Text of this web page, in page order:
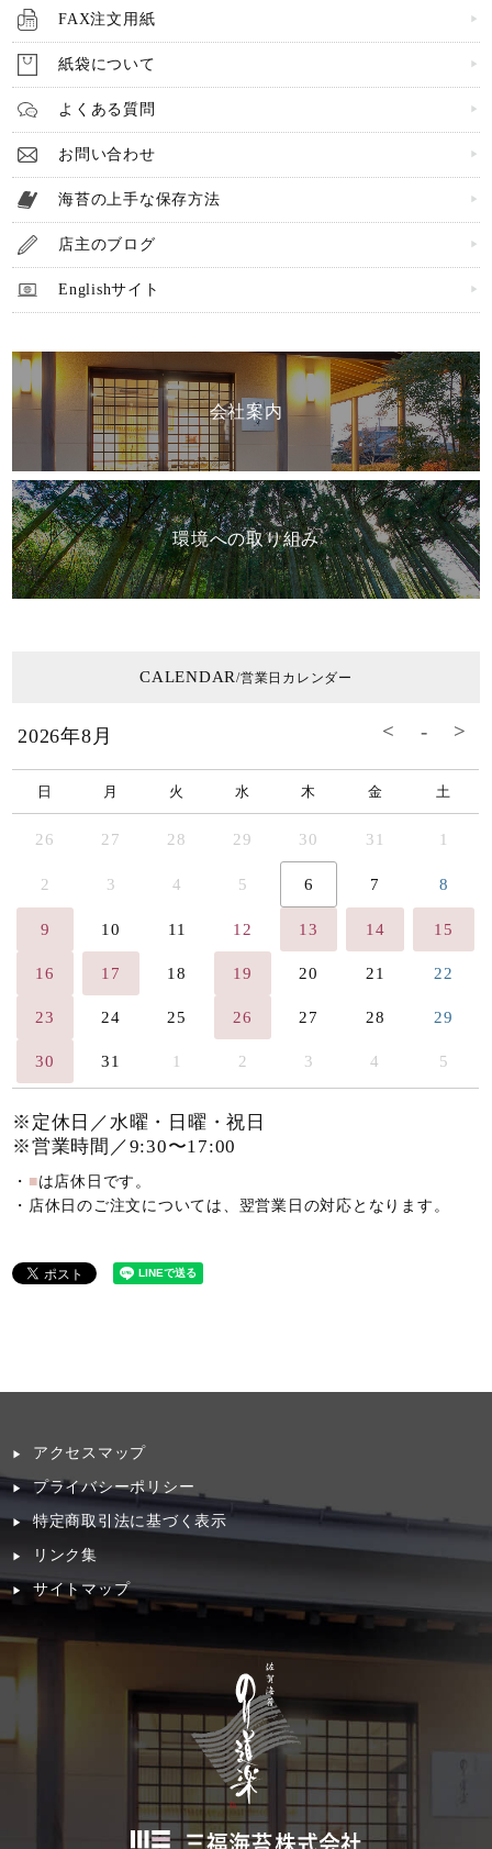
FAX注文用紙
紙袋について
よくある質問
お問い合わせ
海苔の上手な保存方法
店主のブログ
Englishサイト
会社案内
環境への取り組み
CALENDAR/営業日カレンダー
2026年8月
日 月 火 水 木 金 土
26 27 28 29 30 31 1
2 3 4 5 6 7 8
9 10 11 12 13 14 15
16 17 18 19 20 21 22
23 24 25 26 27 28 29
30 31 1 2 3 4 5
※定休日／水曜・日曜・祝日
※営業時間／9:30〜17:00
・ ■は店休日です。
・店休日のご注文については、翌営業日の対応となります。
アクセスマップ
プライバシーポリシー
特定商取引法に基づく表示
リンク集
サイトマップ